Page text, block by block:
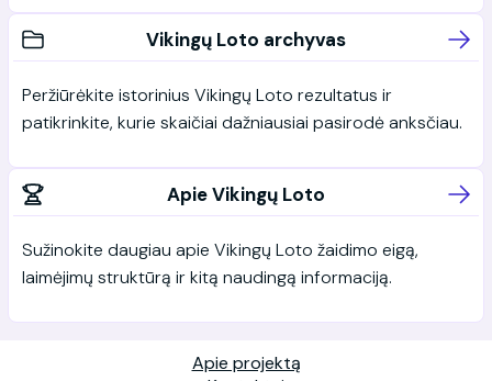
Vikingų Loto archyvas
Peržiūrėkite istorinius Vikingų Loto rezultatus ir
patikrinkite, kurie skaičiai dažniausiai pasirodė anksčiau.
Apie Vikingų Loto
Sužinokite daugiau apie Vikingų Loto žaidimo eigą,
laimėjimų struktūrą ir kitą naudingą informaciją.
Apie projektą